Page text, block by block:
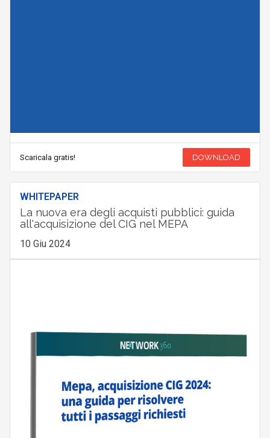
Scaricala gratis! DOWNLOAD
WHITEPAPER
La nuova era degli acquisti pubblici: guida
all'acquisizione del CIG nel MEPA
10 Giu 2024